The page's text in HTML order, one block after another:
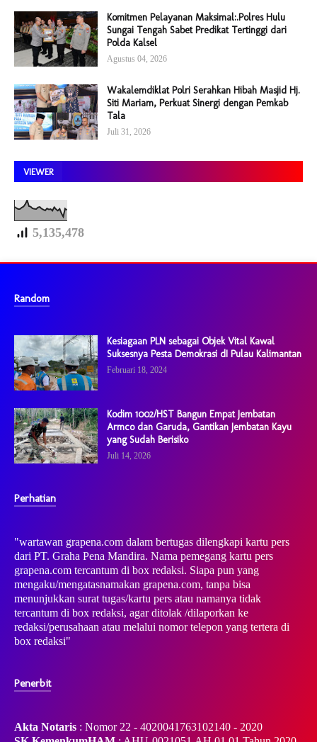
Komitmen Pelayanan Maksimal:.Polres Hulu
Sungai Tengah Sabet Predikat Tertinggi dari
Polda Kalsel
Agustus 04, 2026
Wakalemdiklat Polri Serahkan Hibah Masjid Hj.
Siti Mariam, Perkuat Sinergi dengan Pemkab
Tala
Juli 31, 2026
VIEWER
5,135,478
Random
Kesiagaan PLN sebagai Objek Vital Kawal
Suksesnya Pesta Demokrasi dI Pulau Kalimantan
Februari 18, 2024
Kodim 1002/HST Bangun Empat Jembatan
Armco dan Garuda, Gantikan Jembatan Kayu
yang Sudah Berisiko
Juli 14, 2026
Perhatian
"wartawan grapena.com dalam bertugas dilengkapi kartu pers
dari PT. Graha Pena Mandira. Nama pemegang kartu pers
grapena.com tercantum di box redaksi. Siapa pun yang
mengaku/mengatasnamakan grapena.com, tanpa bisa
menunjukkan surat tugas/kartu pers atau namanya tidak
tercantum di box redaksi, agar ditolak /dilaporkan ke
redaksi/perusahaan atau melalui nomor telepon yang tertera di
box redaksi"
Penerbit
Akta Notaris : Nomor 22 - 4020041763102140 - 2020